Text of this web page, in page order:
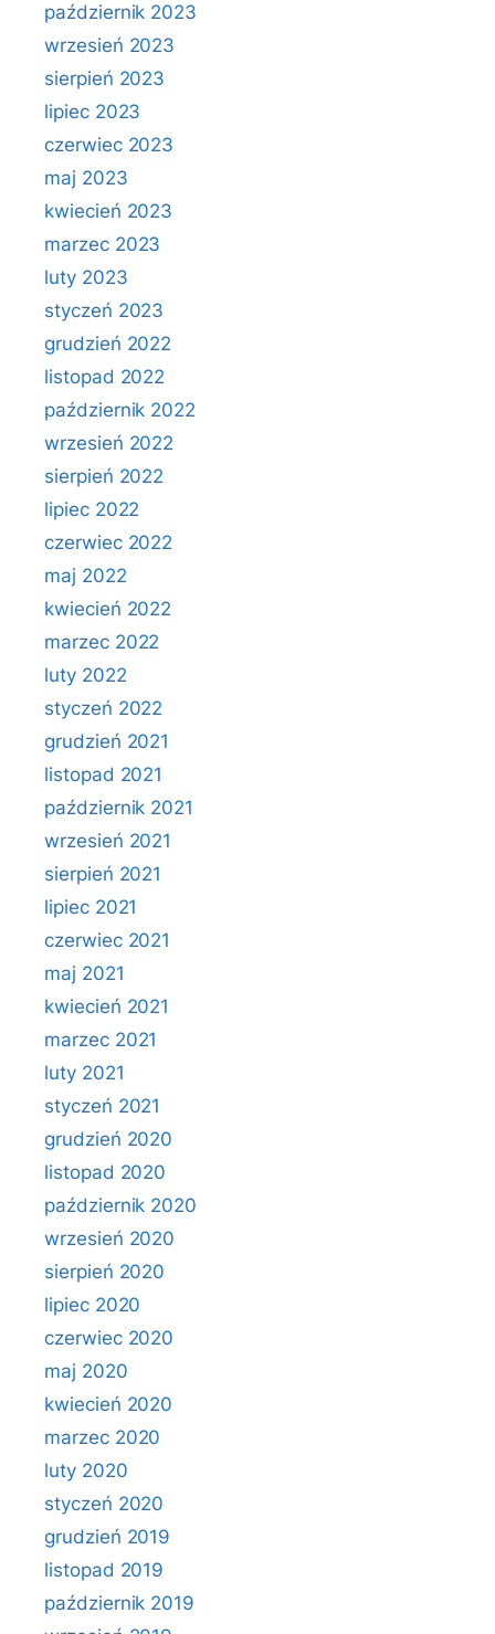
październik 2023
wrzesień 2023
sierpień 2023
lipiec 2023
czerwiec 2023
maj 2023
kwiecień 2023
marzec 2023
luty 2023
styczeń 2023
grudzień 2022
listopad 2022
październik 2022
wrzesień 2022
sierpień 2022
lipiec 2022
czerwiec 2022
maj 2022
kwiecień 2022
marzec 2022
luty 2022
styczeń 2022
grudzień 2021
listopad 2021
październik 2021
wrzesień 2021
sierpień 2021
lipiec 2021
czerwiec 2021
maj 2021
kwiecień 2021
marzec 2021
luty 2021
styczeń 2021
grudzień 2020
listopad 2020
październik 2020
wrzesień 2020
sierpień 2020
lipiec 2020
czerwiec 2020
maj 2020
kwiecień 2020
marzec 2020
luty 2020
styczeń 2020
grudzień 2019
listopad 2019
październik 2019